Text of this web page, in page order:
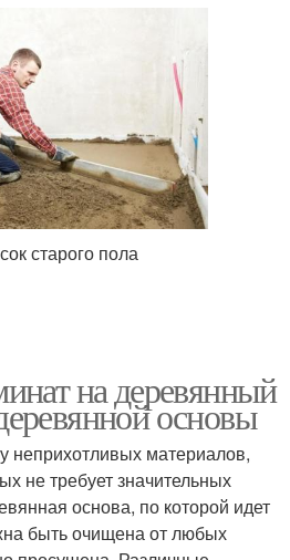
старого пола
на деревянный
основы
неприхотливых материалов,
не требует значительных
основа, по которой идет
быть очищена от любых